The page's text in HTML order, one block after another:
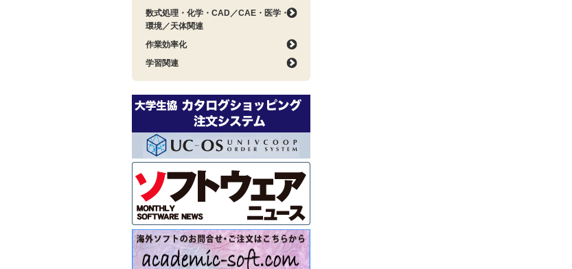
数式処理・化学・CAD／CAE・医学・
環境／天体関連
作業効率化
学習関連